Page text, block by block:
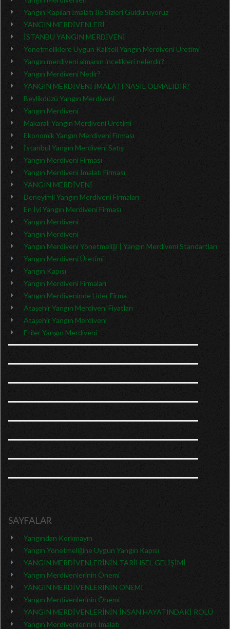
Yangın Kapıları İmalatı İle Sizleri Güldürüyoruz
YANGIN MERDİVENLERİ
İSTANBU YANGIN MERDİVENİ
Yönetmeliklere Uygun Kaliteli Yangın Merdiveni Üretimi
Yangın merdiveni almanın incelikleri nelerdir?
Yangın Merdiveni Nedir?
YANGIN MERDİVENİ İMALATI NASIL OLMALIDIR?
Beylikdüzü Yangın Merdiveni
Yangın Merdiveni
Makaralı Yangın Merdiveni Üretimi
Ekonomik Yangın Merdiveni Firması
İstanbul Yangın Merdiveni Satışı
Yangın Merdiveni Firması
Yangın Merdiveni İmalatı Firması
YANGIN MERDİVENİ
Deneyimli Yangın Merdiveni Firmaları
En İyi Yangın Merdiveni Firması
Yangın Merdiveni
Yangın Merdiveni
Yangın Merdiveni Yönetmeliği | Yangın Merdiveni Standartları
Yangın Merdiveni Üretimi
Yangın Kapısı
Yangın Merdiveni Firmaları
Yangın Merdiveninde Lider Firma
Ataşehir Yangın Merdiveni Fiyatları
Ataşehir Yangın Merdiveni
Etiler Yangın Merdiveni
SAYFALAR
Yangından Korkmayın
Yangın Yönetmeliğine Uygun Yangın Kapısı
YANGIN MERDİVENLERİNİN TARİHSEL GELİŞİMİ
Yangın Merdivenlerinin Önemi
YANGIN MERDİVENLERİNİN ÖNEMİ
Yangın Merdivenlerinin Önemi
YANGIN MERDİVENLERİNİN İNSAN HAYATINDAKİ ROLÜ
Yangın Merdivenlerinin İmalatı